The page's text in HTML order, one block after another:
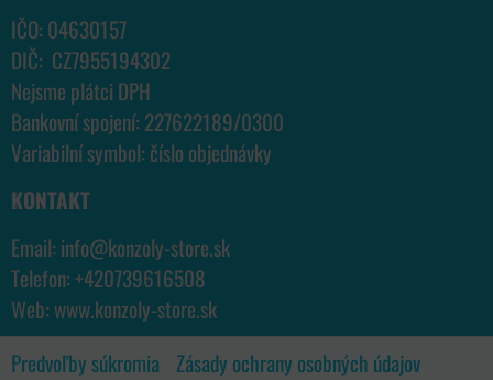
IČO: 04630157
DIČ: CZ7955194302
Nejsme plátci DPH
Bankovní spojení: 227622189/0300
Variabilní symbol: číslo objednávky
KONTAKT
Email: info@konzoly-store.sk
Telefon:+420739616508
Web: www.konzoly-store.sk
Predvoľby súkromia Zásady ochrany osobných údajov